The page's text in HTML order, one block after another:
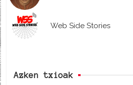
Web Side Stories
Azken txioak